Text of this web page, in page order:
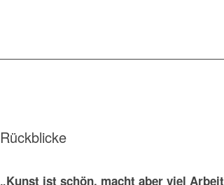
Rückblicke
„Kunst ist schön, macht aber viel